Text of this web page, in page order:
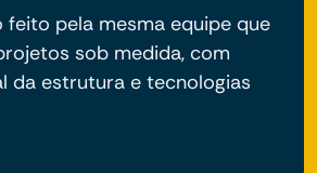
feito pela mesma equipe que
sob medida, com
da estrutura e tecnologias